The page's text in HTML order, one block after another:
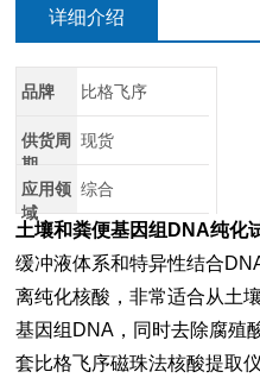
详细介绍
品牌 比格飞序
供货周
期
现货
应用领
域
综合
土壤和粪便基因组DNA纯化
缓冲液体系和特异性结合
离纯化核酸，非常适合从土
基因组DNA，同时去除腐殖
套比格飞序磁珠法核酸提取